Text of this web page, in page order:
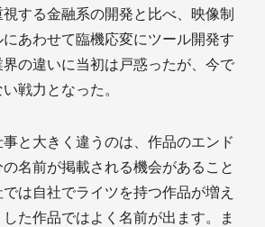
する金融系の開発と比べ、映像制
あわせて臨機応変にツール開発す
の違いに当初は戸惑ったが、今で
戦力となった。
事と大きく違うのは、作品のエンド
名前が掲載される機会があること
は自社でライツを持つ作品が増え
た作品ではよく名前が出ます。ま